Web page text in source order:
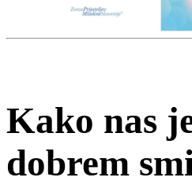
Kako nas
dobrem